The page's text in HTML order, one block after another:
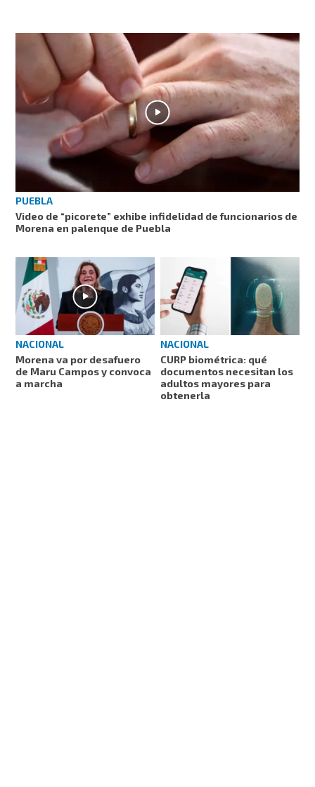
PUEBLA
Video de “picorete” exhibe infidelidad de funcionarios de
Morena en palenque de Puebla
NACIONAL
Morena va por desafuero
de Maru Campos y convoca
a marcha
NACIONAL
CURP biométrica: qué
documentos necesitan los
adultos mayores para
obtenerla